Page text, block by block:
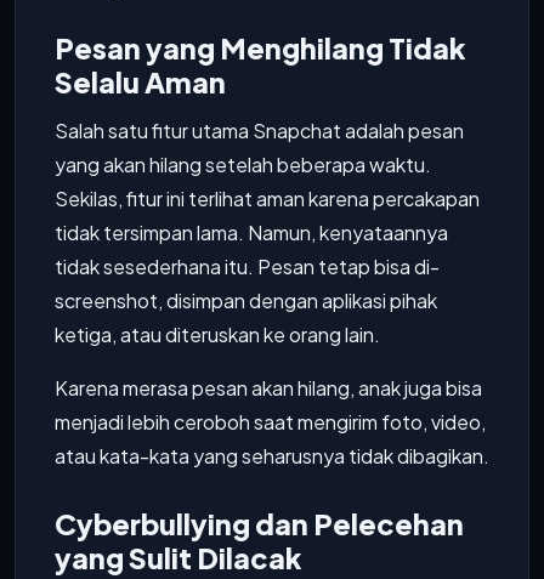
Pesan yang Menghilang Tidak
Selalu Aman
Salah satu fitur utama Snapchat adalah pesan
yang akan hilang setelah beberapa waktu.
Sekilas, fitur ini terlihat aman karena percakapan
tidak tersimpan lama. Namun, kenyataannya
tidak sesederhana itu. Pesan tetap bisa di-
screenshot, disimpan dengan aplikasi pihak
ketiga, atau diteruskan ke orang lain.
Karena merasa pesan akan hilang, anak juga bisa
menjadi lebih ceroboh saat mengirim foto, video,
atau kata-kata yang seharusnya tidak dibagikan.
Cyberbullying dan Pelecehan
yang Sulit Dilacak